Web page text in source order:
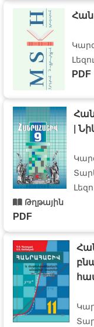
PDF
|
Թղթային
PDF